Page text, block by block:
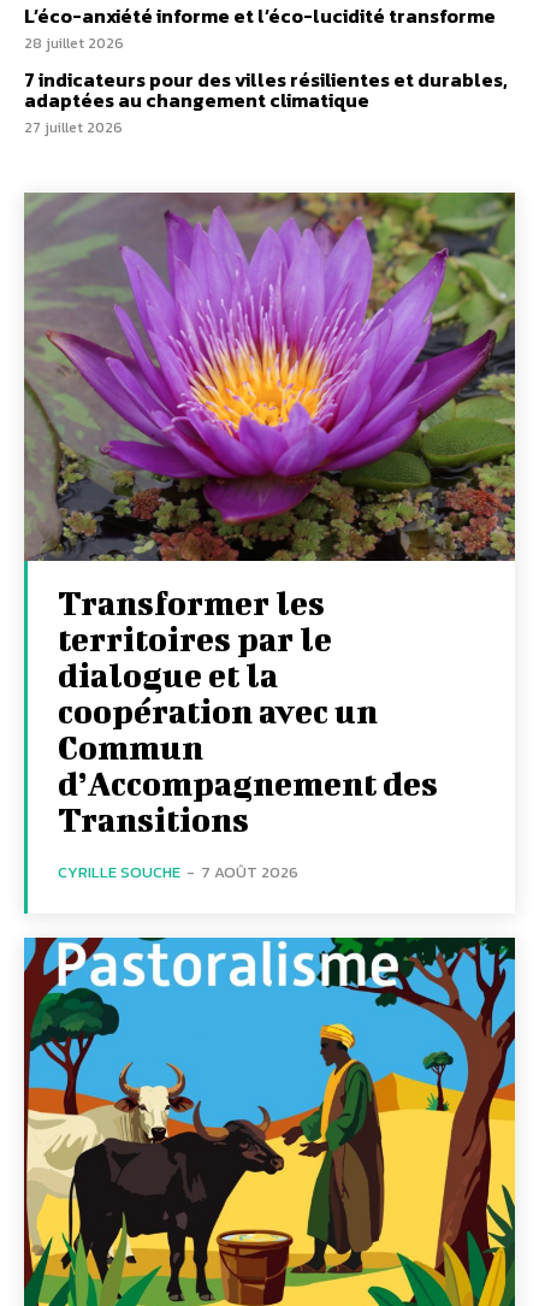
L’éco-anxiété informe et l’éco-lucidité transforme
28 juillet 2026
7 indicateurs pour des villes résilientes et durables,
adaptées au changement climatique
27 juillet 2026
Transformer les
territoires par le
dialogue et la
coopération avec un
Commun
d’Accompagnement des
Transitions
CYRILLE SOUCHE - 7 AOÛT 2026